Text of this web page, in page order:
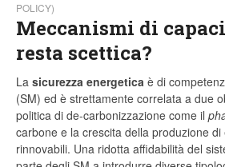
POLICY)
Meccanismi di
resta scettica?
La sicurezza energetica è di
(SM) ed è strettamente correlata a due
politica di de-carbonizzazione come il
carbone e la crescita della produzione
rinnovabili. Una ridotta affidabilità del